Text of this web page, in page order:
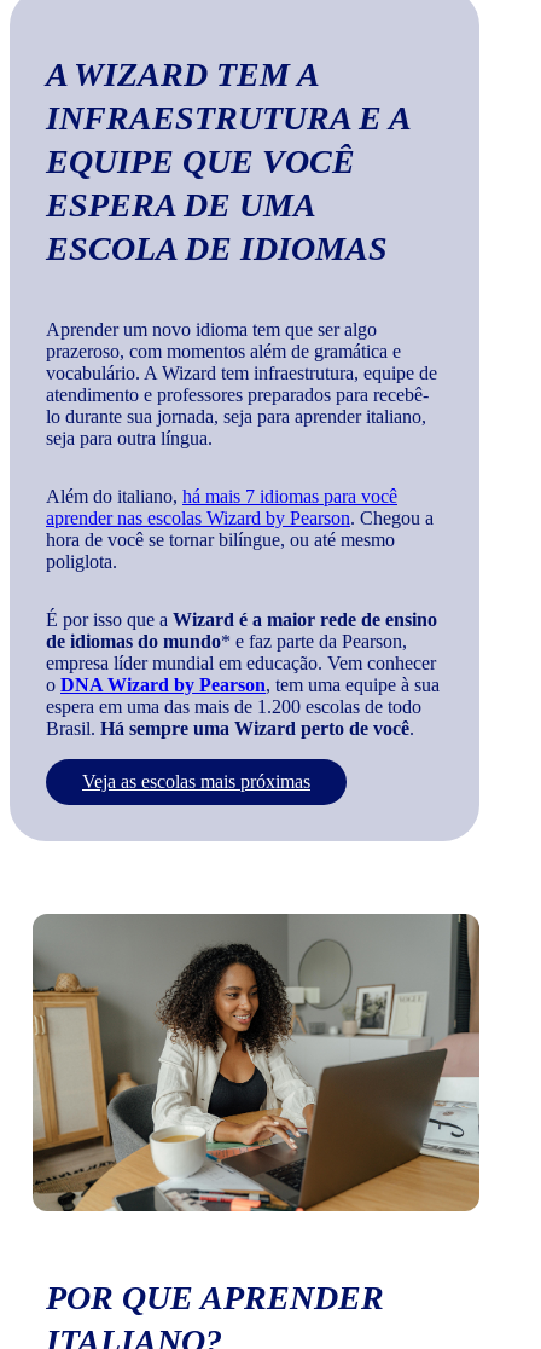
A WIZARD TEM A
INFRAESTRUTURA E A
EQUIPE QUE VOCÊ
ESPERA DE UMA
ESCOLA DE IDIOMAS
Aprender um novo idioma tem que ser algo
prazeroso, com momentos além de gramática e
vocabulário. A Wizard tem infraestrutura, equipe de
atendimento e professores preparados para recebê-
lo durante sua jornada, seja para aprender italiano,
seja para outra língua.
Além do italiano, há mais 7 idiomas para você
aprender nas escolas Wizard by Pearson. Chegou a
hora de você se tornar bilíngue, ou até mesmo
poliglota.
É por isso que a Wizard é a maior rede de ensino
de idiomas do mundo* e faz parte da Pearson,
empresa líder mundial em educação. Vem conhecer
o DNA Wizard by Pearson, tem uma equipe à sua
espera em uma das mais de 1.200 escolas de todo
Brasil. Há sempre uma Wizard perto de você.
Veja as escolas mais próximas
POR QUE APRENDER
ITALIANO?